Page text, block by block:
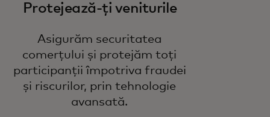
Protejează-ți veniturile
Asigurăm securitatea
comerțului și protejăm toți
participanții împotriva fraudei
și riscurilor, prin tehnologie
avansată.